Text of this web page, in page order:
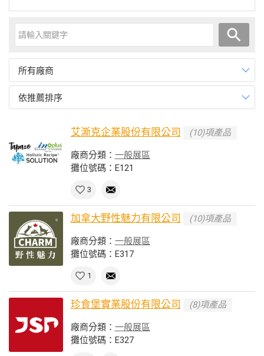
所有廠商
依推薦排序
艾澌克企業股份有限公司 (10)項產品
廠商分類： 一般展區
攤位號碼：E121
3
加拿大野性魅力有限公司 (10)項產品
廠商分類： 一般展區
攤位號碼：E317
1
珍食堡實業股份有限公司 (8)項產品
廠商分類： 一般展區
攤位號碼：E327